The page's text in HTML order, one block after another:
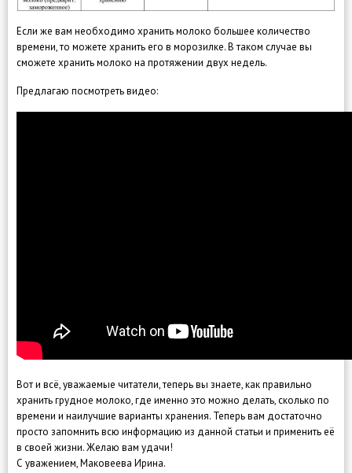
Если же вам необходимо хранить молоко большее количество
времени, то можете хранить его в морозилке. В таком случае вы
сможете хранить молоко на протяжении двух недель.
Предлагаю посмотреть видео:
Вот и всё, уважаемые читатели, теперь вы знаете, как правильно
хранить грудное молоко, где именно это можно делать, сколько по
времени и наилучшие варианты хранения. Теперь вам достаточно
просто запомнить всю информацию из данной статьи и применить её
в своей жизни. Желаю вам удачи!
С уважением, Маковеева Ирина.